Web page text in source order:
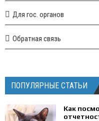
Для гос. органов
Обратная связь
ПОПУЛЯРНЫЕ СТАТЬИ
Как